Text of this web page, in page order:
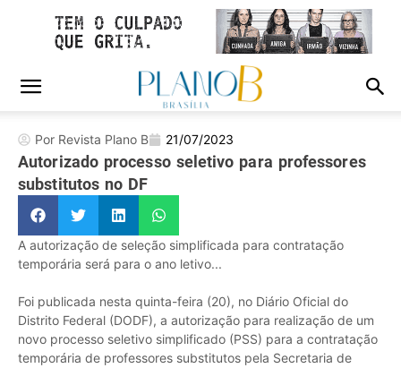
Por Revista Plano B 21/07/2023
Autorizado processo seletivo para professores
substitutos no DF
A autorização de seleção simplificada para contratação
temporária será para o ano letivo...
Foi publicada nesta quinta-feira (20), no Diário Oficial do
Distrito Federal (DODF), a autorização para realização de um
novo processo seletivo simplificado (PSS) para a contratação
temporária de professores substitutos pela Secretaria de